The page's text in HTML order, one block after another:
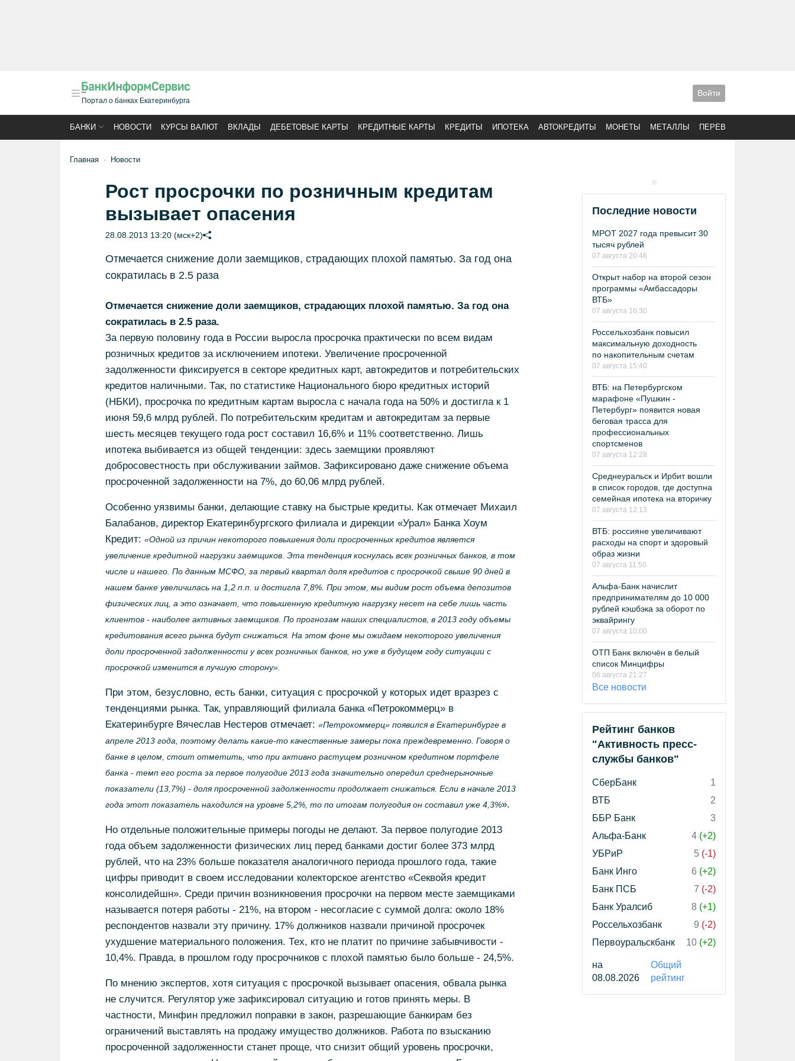
Портал о банках Екатеринбурга
Войти
БАНКИ НОВОСТИ КУРСЫ ВАЛЮТ ВКЛАДЫ ДЕБЕТОВЫЕ КАРТЫ КРЕДИТНЫЕ КАРТЫ КРЕДИТЫ ИПОТЕКА АВТОКРЕДИТЫ МОНЕТЫ МЕТАЛЛЫ ПЕРЕВОДЫ
Главная Новости
Рост просрочки по розничным кредитам
вызывает опасения
28.08.2013 13:20 (мск+2)
Отмечается снижение доли заемщиков, страдающих плохой памятью. За год она
сократилась в 2.5 раза
Отмечается снижение доли заемщиков, страдающих плохой памятью. За год она
сократилась в 2.5 раза.
За первую половину года в России выросла просрочка практически по всем видам
розничных кредитов за исключением ипотеки. Увеличение просроченной
задолженности фиксируется в секторе кредитных карт, автокредитов и потребительских
кредитов наличными. Так, по статистике Национального бюро кредитных историй
(НБКИ), просрочка по кредитным картам выросла с начала года на 50% и достигла к 1
июня 59,6 млрд рублей. По потребительским кредитам и автокредитам за первые
шесть месяцев текущего года рост составил 16,6% и 11% соответственно. Лишь
ипотека выбивается из общей тенденции: здесь заемщики проявляют
добросовестность при обслуживании займов. Зафиксировано даже снижение объема
просроченной задолженности на 7%, до 60,06 млрд рублей.
Особенно уязвимы банки, делающие ставку на быстрые кредиты. Как отмечает Михаил
Балабанов, директор Екатеринбургского филиала и дирекции «Урал» Банка Хоум
Кредит: «Одной из причин некоторого повышения доли просроченных кредитов является
увеличение кредитной нагрузки заемщиков. Эта тенденция коснулась всех розничных банков, в том
числе и нашего. По данным МСФО, за первый квартал доля кредитов с просрочкой свыше 90 дней в
нашем банке увеличилась на 1,2 п.п. и достигла 7,8%. При этом, мы видим рост объема депозитов
физических лиц, а это означает, что повышенную кредитную нагрузку несет на себе лишь часть
клиентов - наиболее активных заемщиков. По прогнозам наших специалистов, в 2013 году объемы
кредитования всего рынка будут снижаться. На этом фоне мы ожидаем некоторого увеличения
доли просроченной задолженности у всех розничных банков, но уже в будущем году ситуации с
просрочкой изменится в лучшую сторону».
При этом, безусловно, есть банки, ситуация с просрочкой у которых идет вразрез с
тенденциями рынка. Так, управляющий филиала банка «Петрокоммерц» в
Екатеринбурге Вячеслав Нестеров отмечает: «Петрокоммерц» появился в Екатеринбурге в
апреле 2013 года, поэтому делать какие-то качественные замеры пока преждевременно. Говоря о
банке в целом, стоит отметить, что при активно растущем розничном кредитном портфеле
банка - темп его роста за первое полугодие 2013 года значительно опередил среднерыночные
показатели (13,7%) - доля просроченной задолженности продолжает снижаться. Если в начале 2013
года этот показатель находился на уровне 5,2%, то по итогам полугодия он составил уже 4,3%».
Но отдельные положительные примеры погоды не делают. За первое полугодие 2013
года объем задолженности физических лиц перед банками достиг более 373 млрд
рублей, что на 23% больше показателя аналогичного периода прошлого года, такие
цифры приводит в своем исследовании колекторское агентство «Секвойя кредит
консолидейшн». Среди причин возникновения просрочки на первом месте заемщиками
называется потеря работы - 21%, на втором - несогласие с суммой долга: около 18%
респондентов назвали эту причину. 17% должников назвали причиной просрочек
ухудшение материального положения. Тех, кто не платит по причине забывчивости -
10,4%. Правда, в прошлом году просрочников с плохой памятью было больше - 24,5%.
По мнению экспертов, хотя ситуация с просрочкой вызывает опасения, обвала рынка
не случится. Регулятор уже зафиксировал ситуацию и готов принять меры. В
частности, Минфин предложил поправки в закон, разрешающие банкирам без
ограничений выставлять на продажу имущество должников. Работа по взысканию
просроченной задолженности станет проще, что снизит общий уровень просрочки,
Последние новости
МРОТ 2027 года превысит 30
тысяч рублей
07 августа 20:46
Открыт набор на второй сезон
программы «Амбассадоры
ВТБ»
07 августа 16:30
Россельхозбанк повысил
максимальную доходность
по накопительным счетам
07 августа 15:40
ВТБ: на Петербургском
марафоне «Пушкин -
Петербург» появится новая
беговая трасса для
профессиональных
спортсменов
07 августа 12:28
Среднеуральск и Ирбит вошли
в список городов, где доступна
семейная ипотека на вторичку
07 августа 12:13
ВТБ: россияне увеличивают
расходы на спорт и здоровый
образ жизни
07 августа 11:50
Альфа-Банк начислит
предпринимателям до 10 000
рублей кэшбэка за оборот по
эквайрингу
07 августа 10:00
ОТП Банк включён в белый
список Минцифры
06 августа 21:27
Все новости
Рейтинг банков
"Активность пресс-
службы банков"
СберБанк
1
ВТБ
2
ББР Банк
3
Альфа-Банк
4 (+2)
УБРиР
5 (-1)
Банк Инго
6 (+2)
Банк ПСБ
7 (-2)
Банк Уралсиб
8 (+1)
Россельхозбанк
9 (-2)
Первоуральскбанк
10 (+2)
на
08.08.2026
Общий
рейтинг